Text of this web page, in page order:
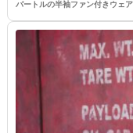
バートルの半袖ファン付きウェ